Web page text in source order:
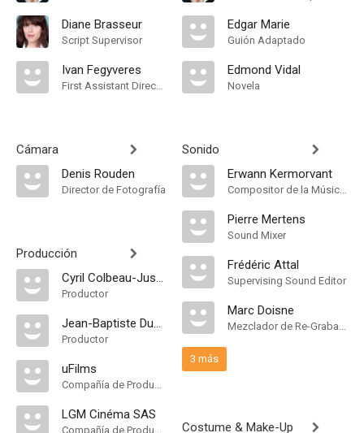
Diane Brasseur
Script Supervisor
Ivan Fegyveres
First Assistant Director
Cámara
Denis Rouden
Director de Fotografía
Producción
Cyril Colbeau-Justin
Productor
Jean-Baptiste Dupont
Productor
uFilms
Compañía de Produccion
LGM Cinéma SAS
Compañía de Produccion
Edgar Marie
Guión Adaptado
Edmond Vidal
Novela
Sonido
Erwann Kermorvant
Compositor de la Música Original
Pierre Mertens
Sound Mixer
Frédéric Attal
Supervising Sound Editor
Marc Doisne
Mezclador de Re-Grabación de Sonido
3 más
Costume & Make-Up